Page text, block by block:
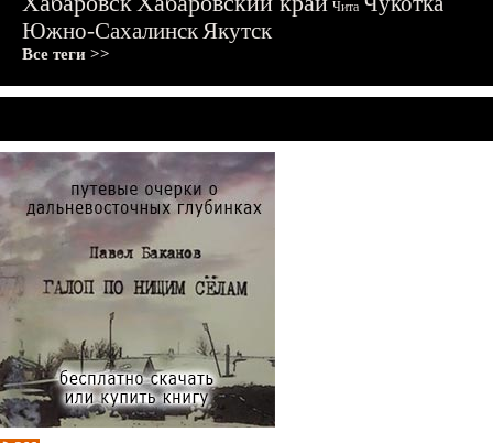
Чита
Южно-СахалинскЯкутск
Все теги >>